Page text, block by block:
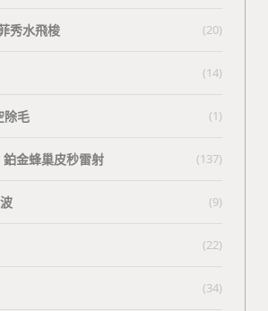
秀水飛梭 (20)
(14)
除毛 (1)
金蜂巢皮秒雷射 (137)
(9)
(22)
(34)